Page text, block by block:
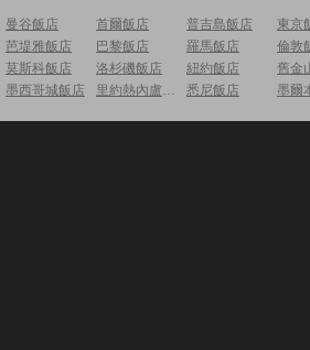
曼谷飯店 首爾飯店 普吉島飯店
東京
芭堤雅飯店
巴黎飯店 羅馬飯店
倫敦
莫斯科飯店
洛杉磯飯店 紐約飯店
舊金
墨西哥城飯店
里約熱內盧飯店 悉尼飯店 墨爾